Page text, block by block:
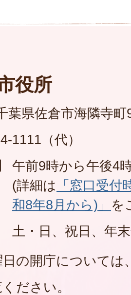
役所
葉県佐倉市海隣寺町
1111（代）
午前9時から午後4
(詳細は 「窓口受
和8年8月から)」 を
土・日、祝日、年
の開庁については
ださい。